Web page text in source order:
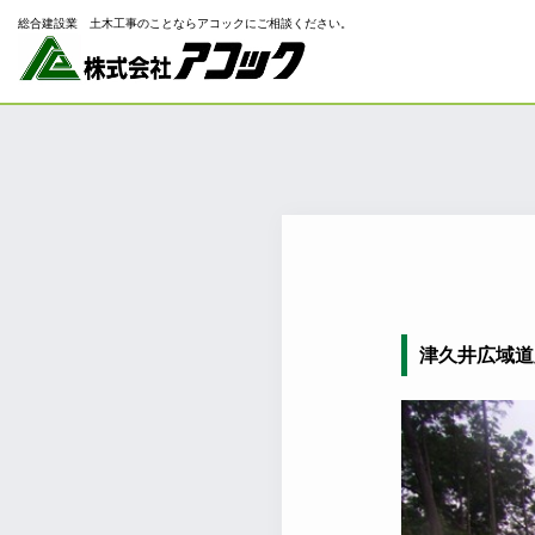
総合建設業 ⼟⽊⼯事のことならアコックにご相談ください。
津久井広域